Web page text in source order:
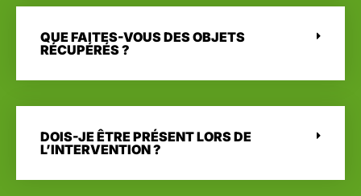
QUE FAITES-VOUS DES OBJETS
RÉCUPÉRÉS ?
DOIS-JE ÊTRE PRÉSENT LORS DE
L’INTERVENTION ?